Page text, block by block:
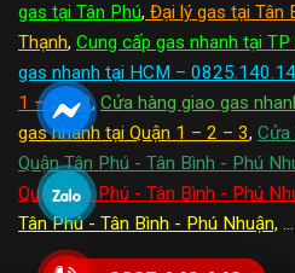
gas tại Tân Phú, Đại lý gas tại Tân
Thạnh, Cung cấp gas nhanh tại
gas nhanh tại HCM –
1 – 2 – 3,Cửa hàng giao gas
gas nhanh tại Quận 1 – 2 – 3, Cửa
Quận Tân Phú - Tân Bình - Phú
Quận Tân Phú - Tân Bình - Phú
Tân Phú - Tân Bình - Phú Nhuận, ...